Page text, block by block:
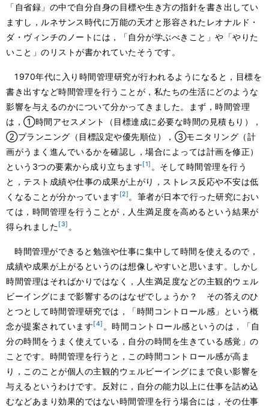
「自省録」の中で自分自身の目標や生き方の指針を書き出してい
ますし，ルネサンス時代に万能の天才と形容されたレオナルド・
ダ・ヴィンチのノートには，「自分が学ぶべきこと」や「やりた
いこと」のリストが書かれていたそうです。
1970年代に入り時間管理研究が行われるようになると，目標を
書き出すなど時間管理を行うことが，私たちの生活にどのような
影響を与えるのかについて分かってきました。まず，時間管理
は，①時間アセスメント（目標達成に必要な時間の見積もり），
②プランニング（目標設定や優先順位），③モニタリング（計
画がうまく進んでいるかを確認し，場合によっては計画を修正）
という3つの要素から成り立ちます [1] 。そして時間管理を行う
と，テスト成績や仕事の成果が上がり，ストレス反応や不安は低
くなることが分かっています [2] 。筆者が日本で行った研究におい
ては，時間管理を行うことが，人生満足度を高めるという結果が
得られました [3] 。
時間管理ができると勉強や仕事に集中して時間を使えるので，
成績や成果が上がるというのは想像しやすいと思います。しかし
時間管理はそればかりではなく，人生満足度などの主観的ウェル
ビーイングにまで影響するのはなぜでしょうか？ その答えのひ
とつとして時間管理研究では，「時間コントロール感」という概
念が提案されています [4] 。時間コントロール感というのは，「自
分の時間をうまく使えている，自分の時間を生きている感覚」の
ことです。時間管理を行うと，この時間コントロール感が高ま
り，このことが個人の主観的ウェルビーイングにまで良い影響を
与えるというわけです。反対に，自分の能力以上に仕事を詰め込
むなどあまり効果的ではない時間管理を行う場合には，その仕事